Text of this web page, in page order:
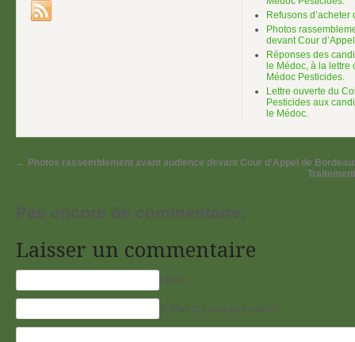
Refusons d’acheter
Photos
devant Cour
Réponses des
le Médoc, à la lettre
Médoc Pesticides.
Lettre ouverte du
Pesticides aux
le Médoc.
← Photos rassemblement avant audience devant Cour d’Appel de
Pas encore de commentaire.
Laisser un commentaire
Nom
E-Mail (ne sera pas publié)